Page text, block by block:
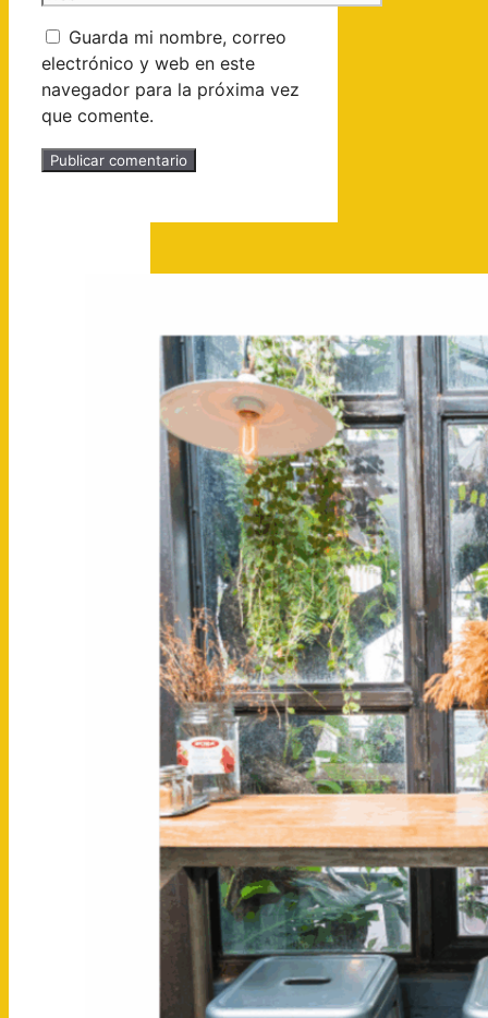
Guarda mi nombre, correo
electrónico y web en este
navegador para la próxima vez
que comente.